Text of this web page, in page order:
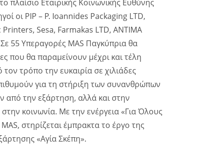
πλαίσιο Εταιρικής Κοινωνικής Ευθύνης
οι PIP – P. Ioannides Packaging LTD,
Sesa, Farmakas LTD, ANTIMA
55 Υπεραγορές MAS Παγκύπρια θα
που θα παραμείνουν μέχρι και τέλη
τρόπο την ευκαιρία σε χιλιάδες
για τη στήριξη των συνανθρώπων
την εξάρτηση, αλλά και στην
κοινωνία. Με την ενέργεια «Για Όλους
στηρίζεται έμπρακτα το έργο της
«Αγία Σκέπη».